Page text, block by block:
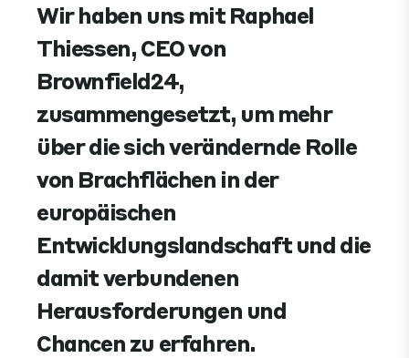
Wir haben uns mit Raphael
Thiessen, CEO von
Brownfield24,
zusammengesetzt, um mehr
über die sich verändernde Rolle
von Brachflächen in der
europäischen
Entwicklungslandschaft und die
damit verbundenen
Herausforderungen und
Chancen zu erfahren.